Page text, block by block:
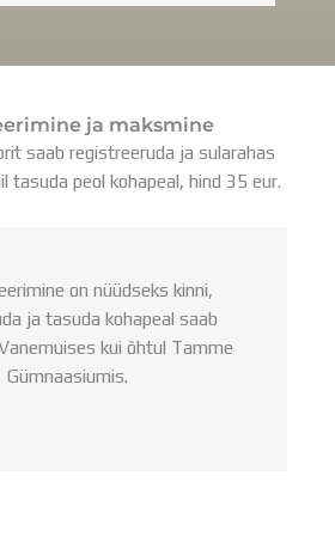
ja maksmine
saab registreeruda ja sularahas
tasuda peol kohapeal, hind 35 eur.
on nüüdseks kinni,
ja tasuda kohapeal saab
kui õhtul Tamme
Gümnaasiumis.